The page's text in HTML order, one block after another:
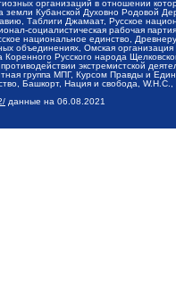
организаций в отношении
Кубанской Духовно Родовой
Таблиги Джамаат, Русское
социалистическая рабочая
национальное единство,
объединениях, Омская
Русского народа
экстремистской
группа МПГ, Курсом Правды и
Башкорт, Нация и свобода,
данные на 06.08.2021